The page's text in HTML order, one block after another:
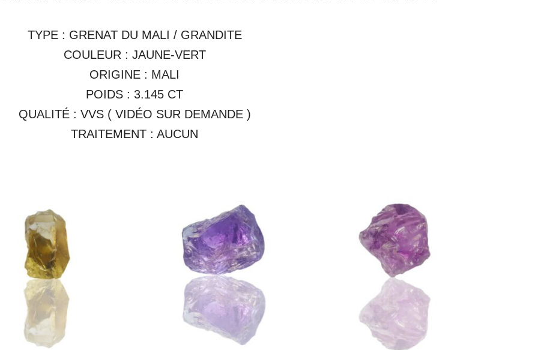
TYPE : GRENAT DU MALI / GRANDITE
COULEUR : JAUNE-VERT
ORIGINE : MALI
POIDS : 3.145 CT
QUALITÉ : VVS ( VIDÉO SUR DEMANDE )
TRAITEMENT : AUCUN